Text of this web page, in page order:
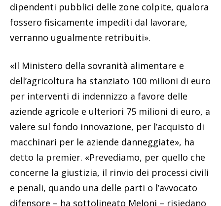
dipendenti pubblici delle zone colpite, qualora
fossero fisicamente impediti dal lavorare,
verranno ugualmente retribuiti».
«Il Ministero della sovranità alimentare e
dell’agricoltura ha stanziato 100 milioni di euro
per interventi di indennizzo a favore delle
aziende agricole e ulteriori 75 milioni di euro, a
valere sul fondo innovazione, per l’acquisto di
macchinari per le aziende danneggiate», ha
detto la premier. «Prevediamo, per quello che
concerne la giustizia, il rinvio dei processi civili
e penali, quando una delle parti o l’avvocato
difensore – ha sottolineato Meloni – risiedano